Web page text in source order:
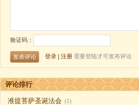
评论排行
·准提菩萨圣诞法会 (1)